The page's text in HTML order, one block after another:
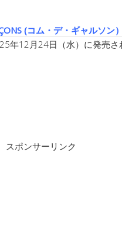
(コム・デ・ギャルソン）
年12月24日（水）に発売さ
スポンサーリンク